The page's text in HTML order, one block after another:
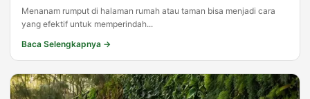
Menanam rumput di halaman rumah atau taman bisa menjadi cara
yang efektif untuk memperindah...
Baca Selengkapnya →